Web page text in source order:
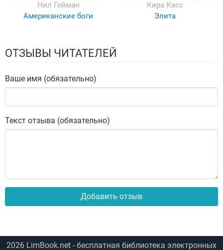
Нил Гейман
Американские боги
Кира Касс
Элита
ОТЗЫВЫ ЧИТАТЕЛЕЙ
Ваше имя (обязательно)
Текст отзыва (обязательно)
Добавить отзыв
2026 LimBook.net - бесплатная библиотека электронных